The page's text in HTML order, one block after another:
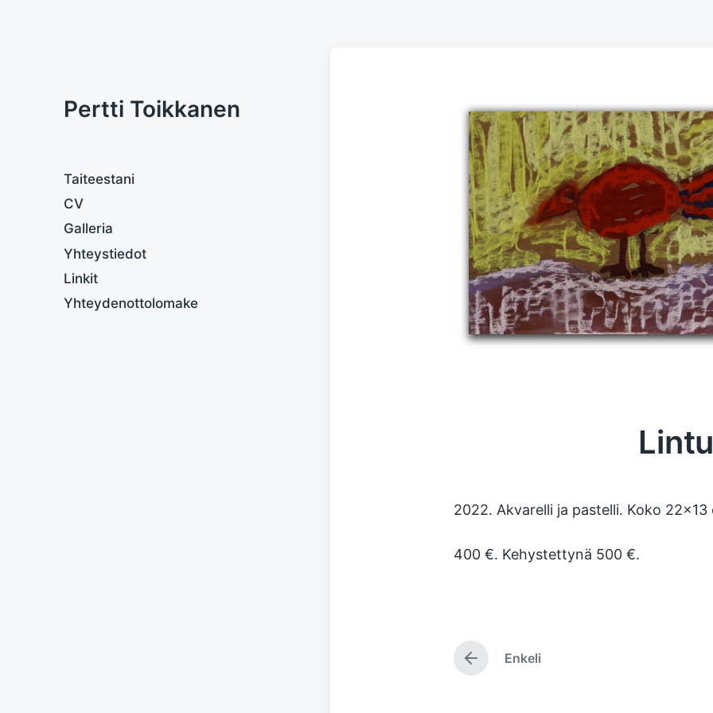
Pertti Toikkanen
Taiteestani
CV
Galleria
Yhteystiedot
Linkit
Yhteydenottolomake
Lintu
2022. Akvarelli ja pastelli. Koko 22×13
400 €. Kehystettynä 500 €.
P
r
Enkeli